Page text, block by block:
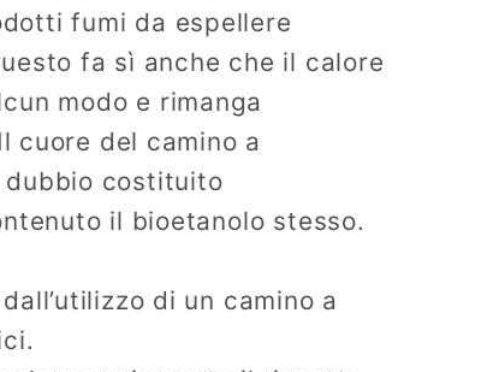
fumi da espellere
fa sì anche che il calore
modo e rimanga
cuore del camino a
dubbio costituito
il bioetanolo stesso.
di un camino a